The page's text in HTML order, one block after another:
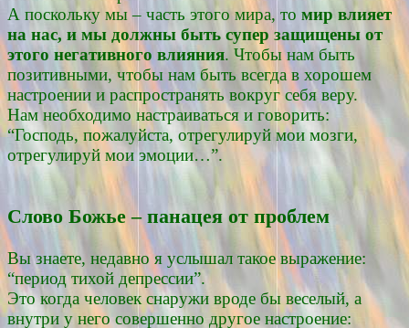
А поскольку мы – часть этого мира, то мир влияет
на нас, и мы должны быть супер защищены от
этого негативного влияния. Чтобы нам быть
позитивными, чтобы нам быть всегда в хорошем
настроении и распространять вокруг себя веру.
Нам необходимо настраиваться и говорить:
“Господь, пожалуйста, отрегулируй мои мозги,
отрегулируй мои эмоции…”.
Слово Божье – панацея от проблем
Вы знаете, недавно я услышал такое выражение:
“период тихой депрессии”.
Это когда человек снаружи вроде бы веселый, а
внутри у него совершенно другое настроение: